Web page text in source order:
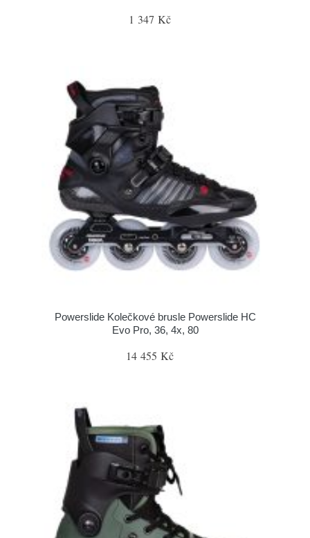
1 347 Kč
Powerslide Kolečkové brusle Powerslide HC
Evo Pro, 36, 4x, 80
14 455 Kč